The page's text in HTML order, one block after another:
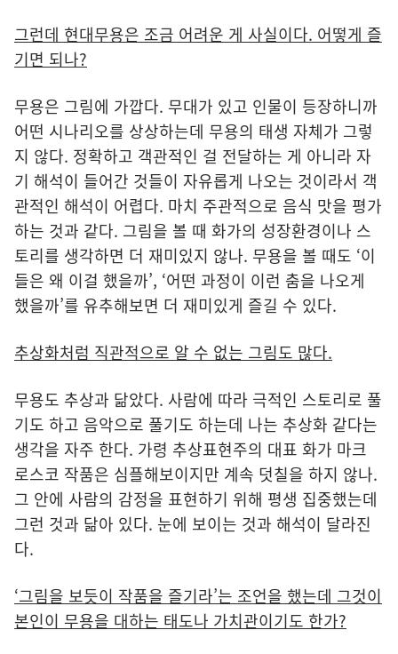
그런데 현대무용은 조금 어려운 게 사실이다. 어떻게 즐
기면 되나?
무용은 그림에 가깝다. 무대가 있고 인물이 등장하니까
어떤 시나리오를 상상하는데 무용의 태생 자체가 그렇
지 않다. 정확하고 객관적인 걸 전달하는 게 아니라 자
기 해석이 들어간 것들이 자유롭게 나오는 것이라서 객
관적인 해석이 어렵다. 마치 주관적으로 음식 맛을 평가
하는 것과 같다. 그림을 볼 때 화가의 성장환경이나 스
토리를 생각하면 더 재미있지 않나. 무용을 볼 때도 ‘이
들은 왜 이걸 했을까’, ‘어떤 과정이 이런 춤을 나오게
했을까’를 유추해보면 더 재미있게 즐길 수 있다.
추상화처럼 직관적으로 알 수 없는 그림도 많다.
무용도 추상과 닮았다. 사람에 따라 극적인 스토리로 풀
기도 하고 음악으로 풀기도 하는데 나는 추상화 같다는
생각을 자주 한다. 가령 추상표현주의 대표 화가 마크
로스코 작품은 심플해보이지만 계속 덧칠을 하지 않나.
그 안에 사람의 감정을 표현하기 위해 평생 집중했는데
그런 것과 닮아 있다. 눈에 보이는 것과 해석이 달라진
다.
‘그림을 보듯이 작품을 즐기라’는 조언을 했는데 그것이
본인이 무용을 대하는 태도나 가치관이기도 한가?